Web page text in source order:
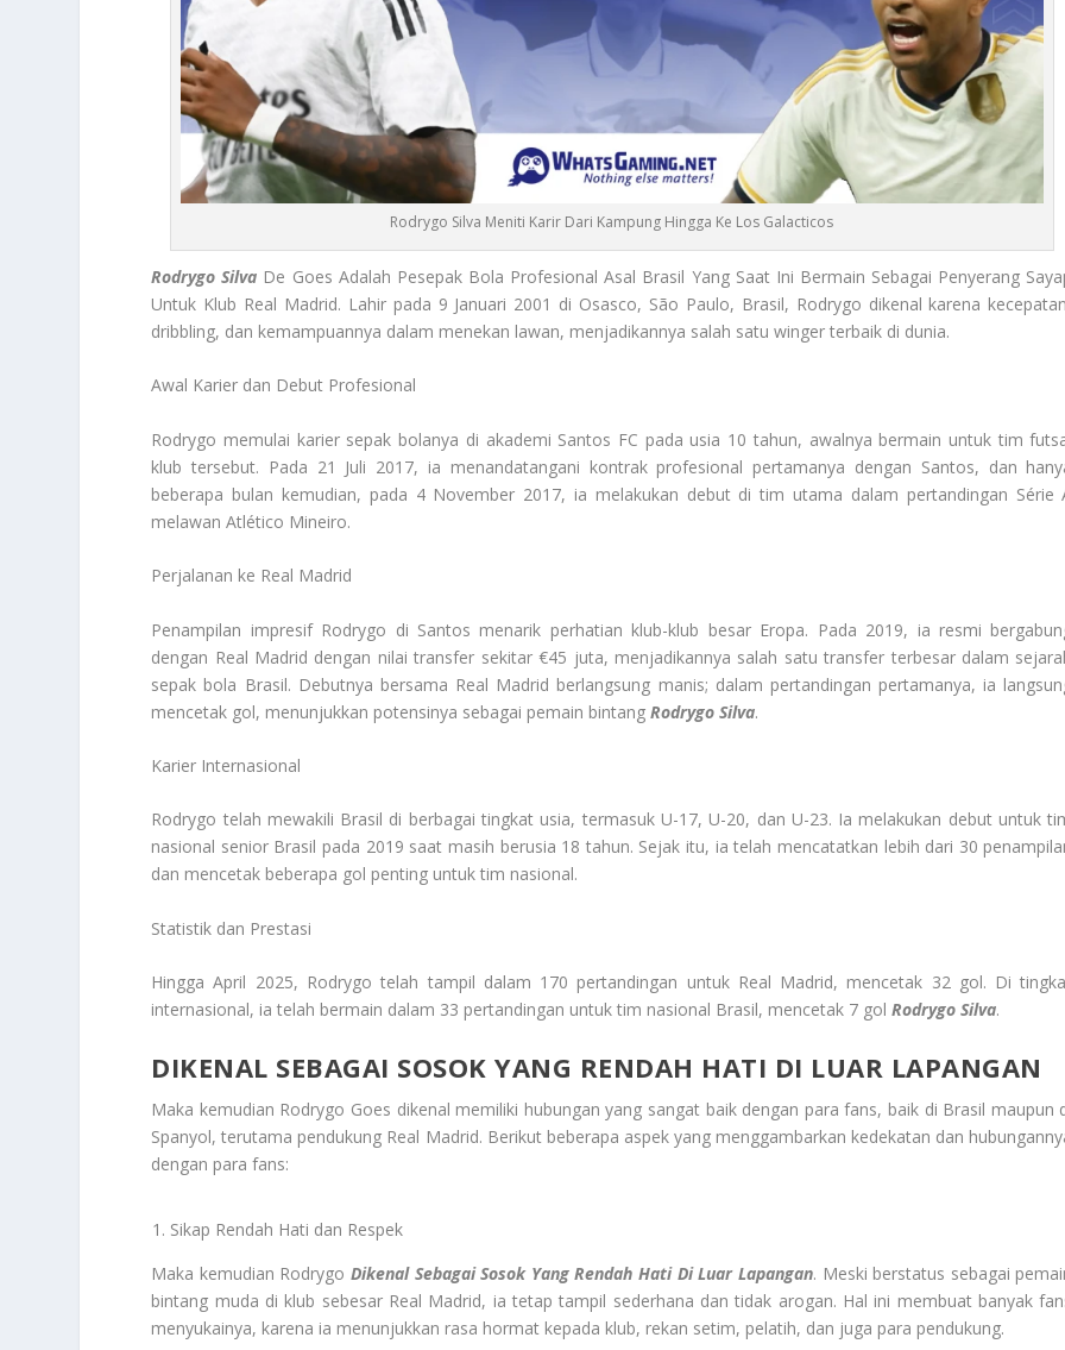
Rodrygo Silva Meniti Karir Dari Kampung Hingga Ke Los Galacticos
Rodrygo Silva De Goes Adalah Pesepak Bola Profesional Asal Brasil Yang Saat Ini Bermain Sebagai Penyerang
Untuk Klub Real Madrid. Lahir pada 9 Januari 2001 di Osasco, São Paulo, Brasil, Rodrygo dikenal karena
dribbling, dan kemampuannya dalam menekan lawan, menjadikannya salah satu winger terbaik di dunia.
Awal Karier dan Debut Profesional
Rodrygo memulai karier sepak bolanya di akademi Santos FC pada usia 10 tahun, awalnya bermain untuk tim
klub tersebut. Pada 21 Juli 2017, ia menandatangani kontrak profesional pertamanya dengan Santos, dan
beberapa bulan kemudian, pada 4 November 2017, ia melakukan debut di tim utama dalam pertandingan Série
melawan Atlético Mineiro.
Perjalanan ke Real Madrid
Penampilan impresif Rodrygo di Santos menarik perhatian klub-klub besar Eropa. Pada 2019, ia resmi
dengan Real Madrid dengan nilai transfer sekitar €45 juta, menjadikannya salah satu transfer terbesar dalam
sepak bola Brasil. Debutnya bersama Real Madrid berlangsung manis; dalam pertandingan pertamanya, ia
mencetak gol, menunjukkan potensinya sebagai pemain bintang Rodrygo Silva.
Karier Internasional
Rodrygo telah mewakili Brasil di berbagai tingkat usia, termasuk U-17, U-20, dan U-23. Ia melakukan debut untuk
nasional senior Brasil pada 2019 saat masih berusia 18 tahun. Sejak itu, ia telah mencatatkan lebih dari 30
dan mencetak beberapa gol penting untuk tim nasional.
Statistik dan Prestasi
Hingga April 2025, Rodrygo telah tampil dalam 170 pertandingan untuk Real Madrid, mencetak 32 gol. Di
internasional, ia telah bermain dalam 33 pertandingan untuk tim nasional Brasil, mencetak 7 gol Rodrygo Silva.
DIKENAL SEBAGAI SOSOK YANG RENDAH HATI DI LUAR LAPANGAN
Maka kemudian Rodrygo Goes dikenal memiliki hubungan yang sangat baik dengan para fans, baik di Brasil maupun
Spanyol, terutama pendukung Real Madrid. Berikut beberapa aspek yang menggambarkan kedekatan dan
dengan para fans:
Sikap Rendah Hati dan Respek
Maka kemudian RodrygoDikenal Sebagai Sosok Yang Rendah Hati Di Luar Lapangan. Meski berstatus sebagai
bintang muda di klub sebesar Real Madrid, ia tetap tampil sederhana dan tidak arogan. Hal ini membuat banyak
menyukainya, karena ia menunjukkan rasa hormat kepada klub, rekan setim, pelatih, dan juga para pendukung.